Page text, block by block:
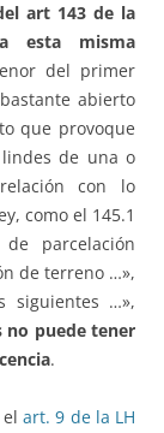
art 143 de la
esta misma
del primer
abierto
que provoque
de una o
con lo
como el 145.1
parcelación
de terreno …»,
siguientes …»,
no puede tener
.
elart. 9 de la LH